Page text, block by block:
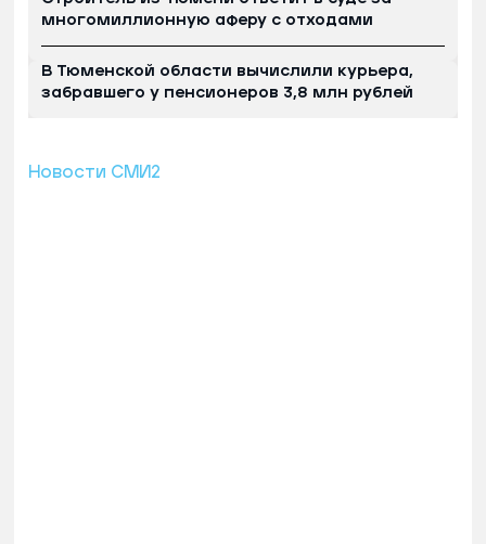
многомиллионную аферу с отходами
В Тюменской области вычислили курьера,
забравшего у пенсионеров 3,8 млн рублей
Новости СМИ2